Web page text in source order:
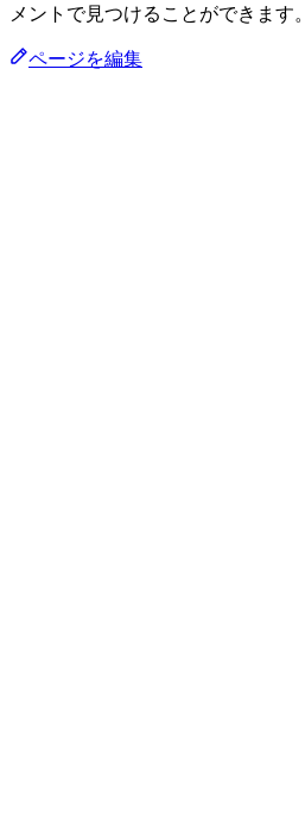
メントで見つけることができます。
ページを編集